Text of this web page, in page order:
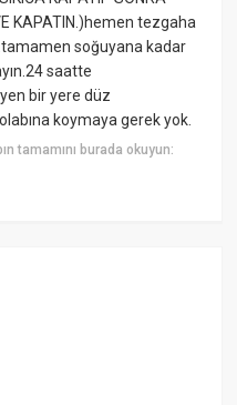
KAPATIN.)hemen tezgaha
soğuyana kadar
saatte
bir yere düz
koymaya gerek yok.
tamamını burada okuyun: